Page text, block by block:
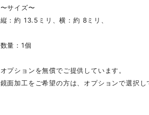
〜サイズ〜
縦：約 13.5ミリ、横：約 8ミリ、
数量：1個
オプションを無償でご提供しています。
鏡面加工をご希望の方は、オプションで選択し